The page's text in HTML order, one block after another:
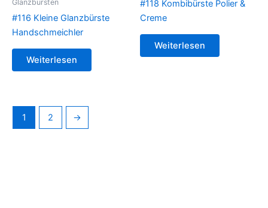
Glanzbürsten
#116 Kleine Glanzbürste
Handschmeichler
Weiterlesen
#118 Kombibürste Polier &
Creme
Weiterlesen
1 2 →